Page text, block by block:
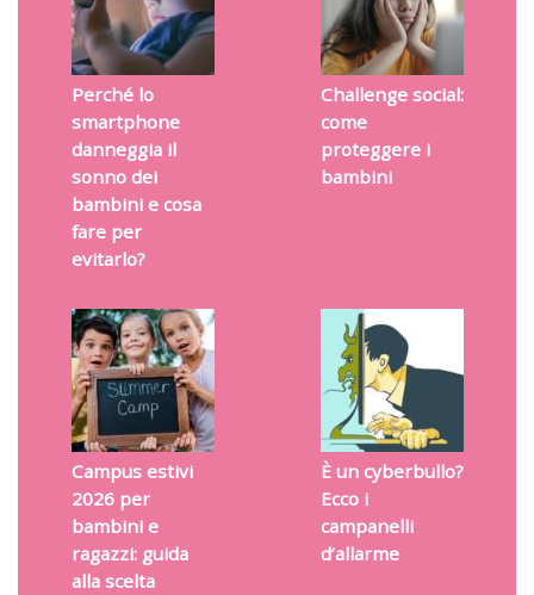
Perché lo
smartphone
danneggia il
sonno dei
bambini e cosa
fare per
evitarlo?
Challenge social:
come
proteggere i
bambini
Campus estivi
2026 per
bambini e
ragazzi: guida
alla scelta
È un cyberbullo?
Ecco i
campanelli
d’allarme